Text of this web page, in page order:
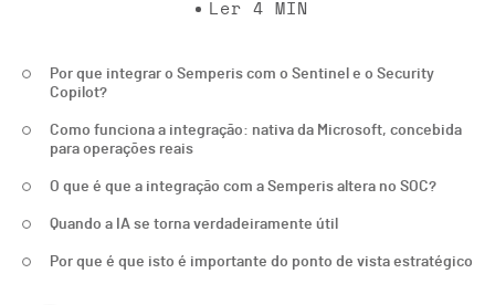
Ler
4 MIN
Por que integrar o Semperis com o Sentinel e o Security
Copilot?
Como funciona a integração: nativa da Microsoft, concebida
para operações reais
O que é que a integração com a Semperis altera no SOC?
Quando a IA se torna verdadeiramente útil
Por que é que isto é importante do ponto de vista estratégico